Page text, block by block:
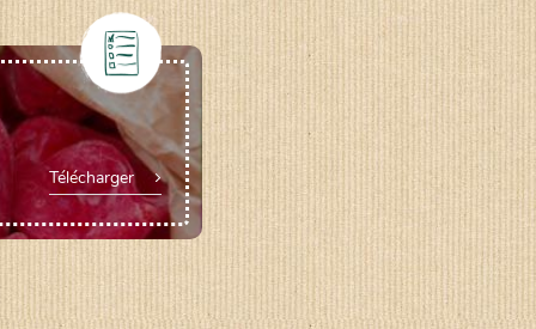
Télécharger